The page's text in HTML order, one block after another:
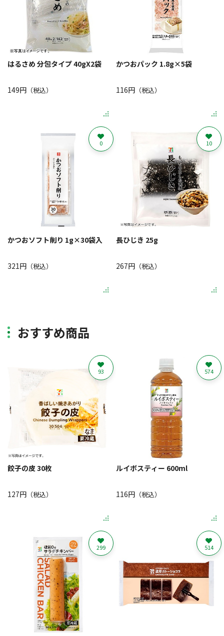
はるさめ 分包タイプ 40gX2袋
149円 （税込）
かつおパック 1.8g×5袋
116円（税込）
かつおソフト削り 1g×30袋入
321円 （税込）
0
長ひじき 25g
267円（税込）
10
おすすめ商品
餃子の皮 30枚
127円 （税込）
93
ルイボスティー 600ml
116円（税込）
574
299 514